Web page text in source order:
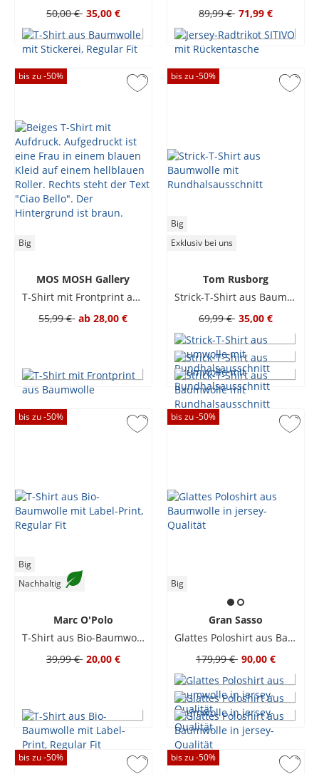
50,00 € 35,00 € 89,99 € 71,99 €
bis zu -50%
Big
MOS MOSH Gallery
T-Shirt mit Frontprint aus Baumwolle
55,99 € ab 28,00 €
bis zu -50%
Big
Exklusiv bei uns
Tom Rusborg
Strick-T-Shirt aus Baumwolle mit Rundhalsausschnitt
69,99 € 35,00 €
bis zu -50%
Big
Nachhaltig
Marc O'Polo
T-Shirt aus Bio-Baumwolle mit Label-Print, Regular Fit
39,99 € 20,00 €
bis zu -50%
Big
Gran Sasso
Glattes Poloshirt aus Baumwolle in jersey-Qualität
179,99 € 90,00 €
bis zu -50% bis zu -50%